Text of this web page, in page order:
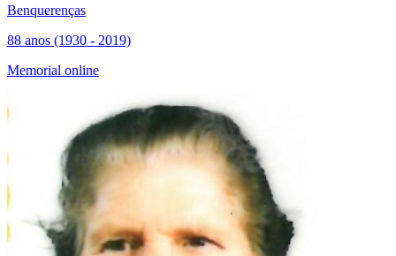
Benquerenças
88 anos (1930 - 2019)
Memorial online